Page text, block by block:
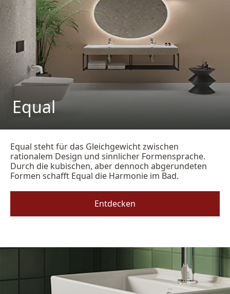
Equal
Equal steht für das Gleichgewicht zwischen
rationalem Design und sinnlicher Formensprache.
Durch die kubischen, aber dennoch abgerundeten
Formen schafft Equal die Harmonie im Bad.
Entdecken